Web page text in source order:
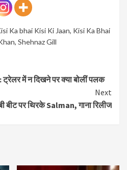
Ka bhai Kisi Ki Jaan, Kisi Ka Bhai
, Shehnaz Gill
में न दिखने पर क्या बोलीं पलक
Next
पर थिरके Salman, गाना रिलीज